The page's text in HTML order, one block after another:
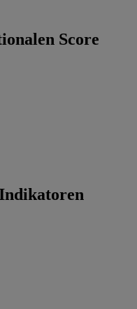
Score